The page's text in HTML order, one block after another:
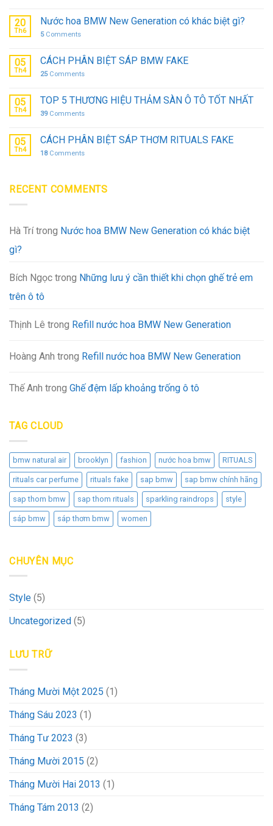
20
Th6
Nước hoa BMW New Generation có khác biệt gì?
5Comments
05
Th4
CÁCH PHÂN BIỆT SÁP BMW FAKE
25Comments
05
Th4
TOP 5 THƯƠNG HIỆU THẢM SÀN Ô TÔ TỐT NHẤT
39Comments
05
Th4
CÁCH PHÂN BIỆT SÁP THƠM RITUALS FAKE
18Comments
RECENT COMMENTS
Hà Trítrong Nước hoa BMW New Generation có khác biệt
gì?
Bích Ngọc trong Những lưu ý cần thiết khi chọn ghế trẻ em
trên ô tô
Thịnh Lê trong Refill nước hoa BMW New Generation
Hoàng Anh trong Refill nước hoa BMW New Generation
Thế Anh trong Ghế đệm lấp khoảng trống ô tô
TAG CLOUD
bmw natural air brooklyn fashion nước hoa bmw RITUALS
rituals car perfume rituals fake sap bmw sap bmw chính hãng
sap thom bmw sap thom rituals sparkling raindrops style
sáp bmw sáp thơm bmw women
CHUYÊN MỤC
Style (5)
Uncategorized (5)
LƯU TRỮ
Tháng Mười Một 2025 (1)
Tháng Sáu 2023 (1)
Tháng Tư 2023 (3)
Tháng Mười 2015 (2)
Tháng Mười Hai 2013 (1)
Tháng Tám 2013 (2)